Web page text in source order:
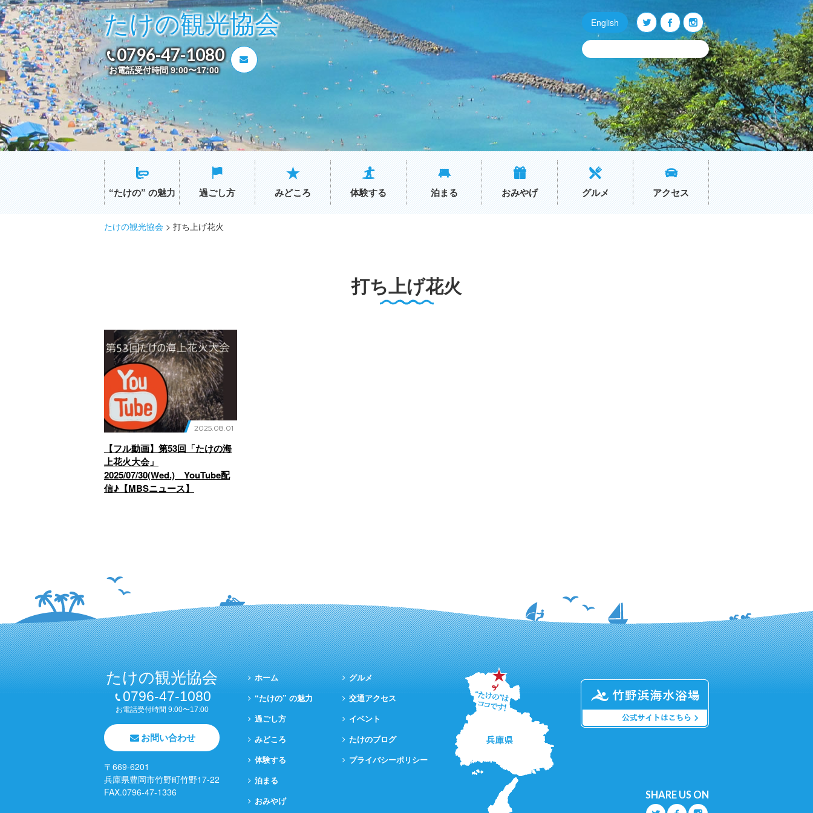
たけの観光協会
0796-47-1080
お電話受付時間 9:00〜17:00
English Q O P
“たけの” の魅力 過ごし方 みどころ 体験する 泊まる おみやげ グルメ アクセス
たけの観光協会 > 打ち上げ花火
打ち上げ花火
2025.08.01
【フル動画】第53回「たけの海
上花火大会」
2025/07/30(Wed.) YouTube配
信♪【MBSニュース】
たけの観光協会
0796-47-1080
お電話受付時間 9:00〜17:00
お問い合わせ
〒669-6201
兵庫県豊岡市竹野町竹野17-22
FAX.0796-47-1336
ホーム
“たけの” の魅力
過ごし方
みどころ
体験する
泊まる
おみやげ
グルメ
交通アクセス
イベント
たけのブログ
プライバシーポリシー
SHARE US ON